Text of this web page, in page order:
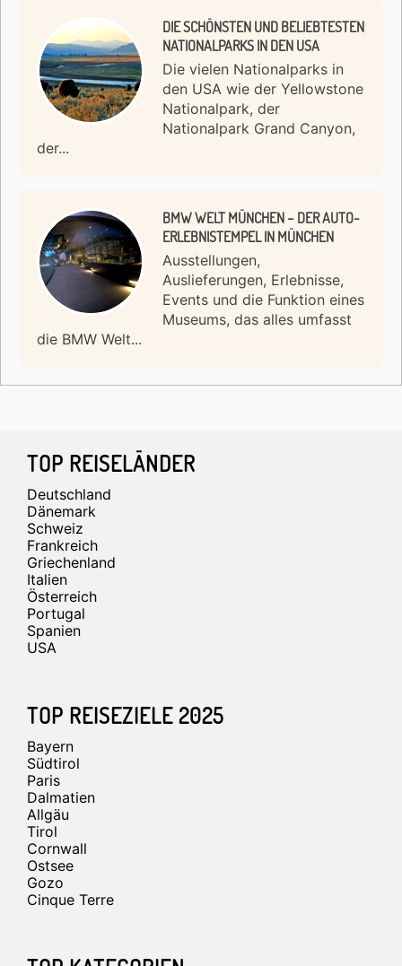
DIE SCHÖNSTEN UND BELIEBTESTEN
NATIONALPARKS IN DEN USA
Die vielen Nationalparks in
den USA wie der Yellowstone
Nationalpark, der
Nationalpark Grand Canyon,
der...
BMW WELT MÜNCHEN – DER AUTO-
ERLEBNISTEMPEL IN MÜNCHEN
Ausstellungen,
Auslieferungen, Erlebnisse,
Events und die Funktion eines
Museums, das alles umfasst
die BMW Welt...
Footer
TOP REISELÄNDER
Deutschland
Dänemark
Schweiz
Frankreich
Griechenland
Italien
Österreich
Portugal
Spanien
USA
TOP REISEZIELE 2025
Bayern
Südtirol
Paris
Dalmatien
Allgäu
Tirol
Cornwall
Ostsee
Gozo
Cinque Terre